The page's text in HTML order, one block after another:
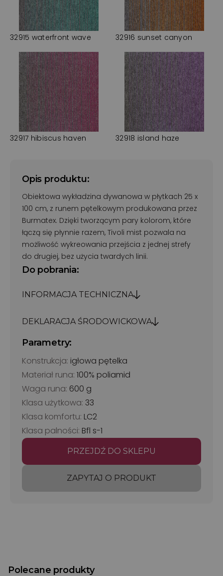
32915 waterfront wave 32916 sunset canyon
32917 hibiscus haven 32918 island haze
Opis produktu:
Obiektowa wykładzina dywanowa w płytkach 25 x
100 cm, z runem pętelkowym produkowana przez
Burmatex. Dzięki tworzącym pary kolorom, które
łączą się płynnie razem, Tivoli mist pozwala na
możliwość wykreowania przejścia z jednej strefy
do drugiej, bez użycia twardych linii.
Do pobrania:
INFORMACJA TECHNICZNA
DEKLARACJA ŚRODOWICKOWA
Parametry:
Konstrukcja: igłowa pętelka
Materiał runa: 100% poliamid
Waga runa: 600 g
Klasa użytkowa: 33
Klasa komfortu: LC2
Klasa palności: Bfl s-1
PRZEJDŹ DO SKLEPU
ZAPYTAJ O PRODUKT
Polecane produkty